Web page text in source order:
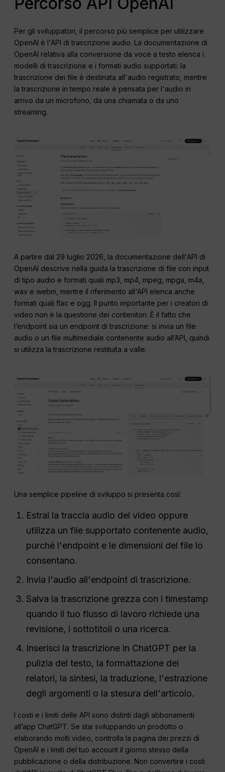
Per gli sviluppatori, il percorso più semplice per utilizzare
OpenAI è l'API di trascrizione audio. La documentazione di
OpenAI relativa alla conversione da voce a testo elenca i
modelli di trascrizione e i formati audio supportati: la
trascrizione dei file è destinata all'audio registrato, mentre
la trascrizione in tempo reale è pensata per l'audio in
arrivo da un microfono, da una chiamata o da uno
streaming.
A partire dal 29 luglio 2026, la documentazione dell'API di
OpenAI descrive nella guida la trascrizione di file con input
di tipo audio e formati quali mp3, mp4, mpeg, mpga, m4a,
wav e webm, mentre il riferimento all'API elenca anche
formati quali flac e ogg. Il punto importante per i creatori di
video non è la questione dei contenitori. È il fatto che
l’endpoint sia un endpoint di trascrizione: si invia un file
audio o un file multimediale contenente audio all’API, quindi
si utilizza la trascrizione restituita a valle.
Una semplice pipeline di sviluppo si presenta così:
Estrai la traccia audio del video oppure
utilizza un file supportato contenente audio,
purché l'endpoint e le dimensioni del file lo
consentano.
Invia l'audio all'endpoint di trascrizione.
Salva la trascrizione grezza con i timestamp
quando il tuo flusso di lavoro richiede una
revisione, i sottotitoli o una ricerca.
Inserisci la trascrizione in ChatGPT per la
pulizia del testo, la formattazione dei
relatori, la sintesi, la traduzione, l'estrazione
degli argomenti o la stesura dell'articolo.
I costi e i limiti delle API sono distinti dagli abbonamenti
all’app ChatGPT. Se stai sviluppando un prodotto o
elaborando molti video, controlla la pagina dei prezzi di
OpenAI e i limiti del tuo account il giorno stesso della
pubblicazione o della distribuzione. Non convertire i costi